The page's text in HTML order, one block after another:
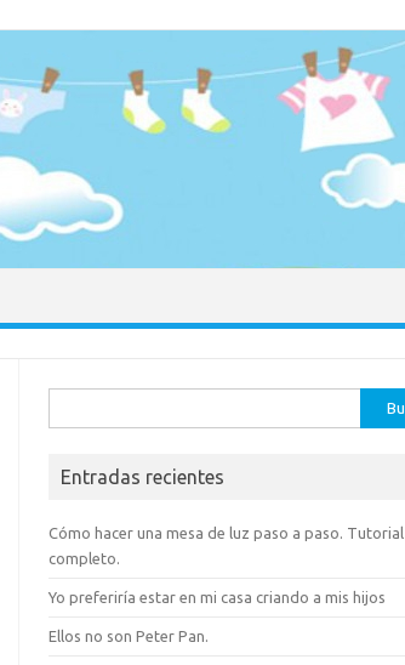
Entradas recientes
Cómo hacer una mesa de luz paso a paso. Tutorial
completo.
Yo preferiría estar en mi casa criando a mis hijos
Ellos no son Peter Pan.